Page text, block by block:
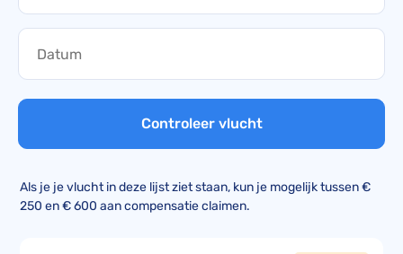
Controleer vlucht
Als je je vlucht in deze lijst ziet staan, kun je mogelijk tussen €
250 en € 600 aan compensatie claimen.